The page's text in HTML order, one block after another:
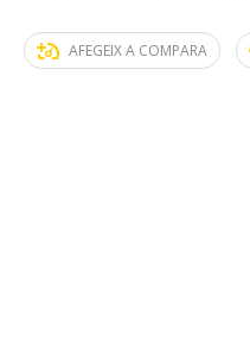
AFEGEIX A COMPARA